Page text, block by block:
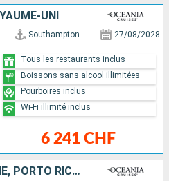
UNI
Southampton 27/08/2028
6 241 CHF
Tous les restaurants inclus
Boissons sans alcool illimitées
Pourboires inclus
Wi-Fi illimité inclus
RÉPUBLIQUE DOMINICAINE, PORTO RICO, GUADELOUPE, ANTIGUA-ET-BARBUDA, SAINT VINCENT-ET-LES-GRENADINES, MEXIQUE, HONDURAS, BELIZE, ÉTATS-UNIS